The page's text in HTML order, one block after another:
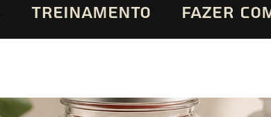
TREINAMENTO FAZER